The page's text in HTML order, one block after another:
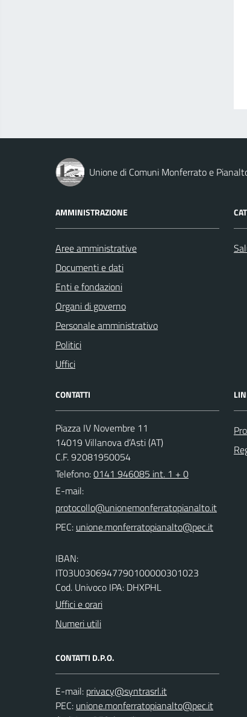
Unione di Comuni Monferrato e
AMMINISTRAZIONE
Aree amministrative
Documenti e dati
Enti e fondazioni
Organi di governo
Personale amministrativo
Politici
Uffici
CONTATTI
Piazza IV Novembre 11
14019 Villanova d’Asti (AT)
C.F. 92081950054
Telefono:0141 946085 int. 1 + 0
E-mail:
PEC:
IBAN:
IT03U0306947790100000301023
Cod. Univoco IPA: DHXPHL
Uffici e orari
Numeri utili
CONTATTI D.P.O.
E-mail:
PEC: